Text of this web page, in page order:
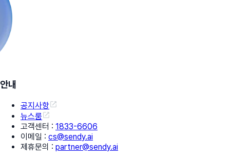
안내
공지사항
뉴스룸
고객센터 : 1833-6606
이메일 : cs@sendy.ai
제휴문의 : partner@sendy.ai